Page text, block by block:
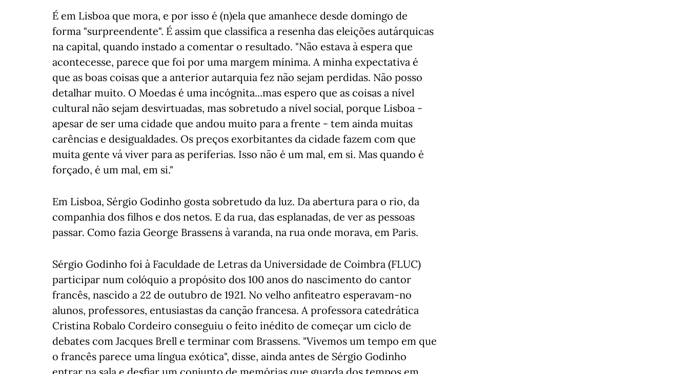
É em Lisboa que mora, e por isso é (n)ela que amanhece desde domingo de
forma "surpreendente". É assim que classifica a resenha das eleições autárquicas
na capital, quando instado a comentar o resultado. "Não estava à espera que
acontecesse, parece que foi por uma margem mínima. A minha expectativa é
que as boas coisas que a anterior autarquia fez não sejam perdidas. Não posso
detalhar muito. O Moedas é uma incógnita...mas espero que as coisas a nível
cultural não sejam desvirtuadas, mas sobretudo a nível social, porque Lisboa -
apesar de ser uma cidade que andou muito para a frente - tem ainda muitas
carências e desigualdades. Os preços exorbitantes da cidade fazem com que
muita gente vá viver para as periferias. Isso não é um mal, em si. Mas quando é
forçado, é um mal, em si."
Em Lisboa, Sérgio Godinho gosta sobretudo da luz. Da abertura para o rio, da
companhia dos filhos e dos netos. E da rua, das esplanadas, de ver as pessoas
passar. Como fazia George Brassens à varanda, na rua onde morava, em Paris.
Sérgio Godinho foi à Faculdade de Letras da Universidade de Coimbra (FLUC)
participar num colóquio a propósito dos 100 anos do nascimento do cantor
francês, nascido a 22 de outubro de 1921. No velho anfiteatro esperavam-no
alunos, professores, entusiastas da canção francesa. A professora catedrática
Cristina Robalo Cordeiro conseguiu o feito inédito de começar um ciclo de
debates com Jacques Brell e terminar com Brassens. "Vivemos um tempo em que
o francês parece uma língua exótica", disse, ainda antes de Sérgio Godinho